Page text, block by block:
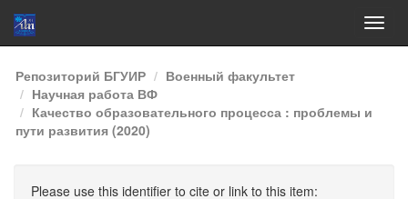
Skip
navigation
Репозиторий БГУИР
Военный факультет
Научная работа ВФ
Качество образовательного процесса : проблемы и
пути развития (2020)
Please use this identifier to cite or link to this item: